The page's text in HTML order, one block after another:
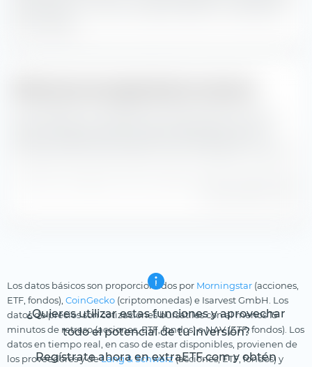
¿Quieres utilizar estas funciones y aprovechar
todo el potencial de tu inversión?
Regístrate ahora en extraETF.com y obtén
Los datos básicos son proporcionados por Morningstar (acciones,
ETF, fondos), CoinGecko (criptomonedas) e Isarvest GmbH. Los
datos de precios son cotizaciones bursátiles con al menos 15
minutos de retraso (acciones, ETF, fondos) o NAV (ETF, fondos). Los
datos en tiempo real, en caso de estar disponibles, provienen de
los proveedores y deLang & Schwarz(acciones, ETF, fondos) y